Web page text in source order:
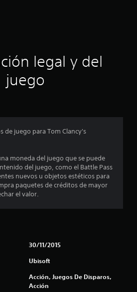
i
t
r
e
s
legal y del
juego
de juego para Tom Clancy's
moneda del juego que se puede
del juego, como el Battle Pass
nuevos u objetos estéticos para
paquetes de créditos de mayor
el valor.
30/11/2015
Ubisoft
Acción, Juegos De Disparos,
Acción